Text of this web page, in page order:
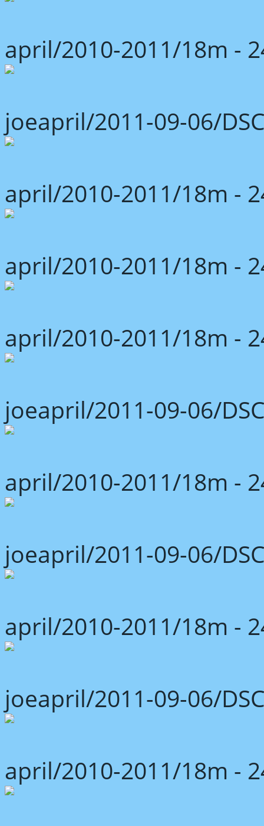
april/2010-2011/18m -
joeapril/2011-09-06/
april/2010-2011/18m -
april/2010-2011/18m -
april/2010-2011/18m -
joeapril/2011-09-06/
april/2010-2011/18m -
joeapril/2011-09-06/
april/2010-2011/18m -
joeapril/2011-09-06/
april/2010-2011/18m -